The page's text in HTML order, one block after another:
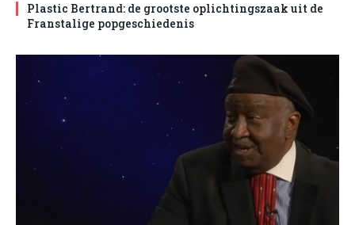
Plastic Bertrand: de grootste oplichtingszaak uit de
Franstalige popgeschiedenis